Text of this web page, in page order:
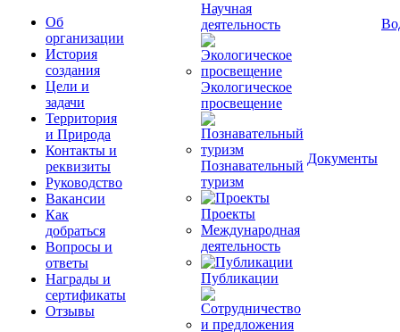
Об
организации
История
создания
Цели и
задачи
Территория
и Природа
Контакты и
реквизиты
Руководство
Вакансии
Как
добраться
Вопросы и
ответы
Награды и
сертификаты
Отзывы
Научная
деятельность
Экологическое
просвещение
Познавательный
туризм
Проекты
Международная
деятельность
Публикации
Документы